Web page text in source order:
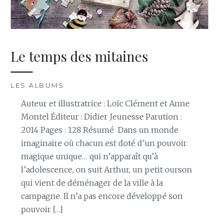
Le temps des mitaines
LES ALBUMS
Auteur et illustratrice : Loïc Clément et Anne
Montel Éditeur : Didier Jeunesse Parution :
2014 Pages : 128 Résumé Dans un monde
imaginaire où chacun est doté d’un pouvoir
magique unique… qui n’apparaît qu’à
l’adolescence, on suit Arthur, un petit ourson
qui vient de déménager de la ville à la
campagne. Il n’a pas encore développé son
pouvoir […]